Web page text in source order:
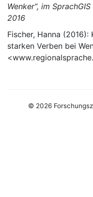
Wenker“, im
2016
Fischer, Hanna
starken Verben bei
© 2026